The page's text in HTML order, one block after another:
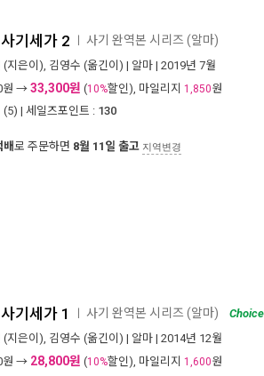
기세가 2 사기 완역본 시리즈 (알마)
(지은이), 김영수 (옮긴이) | 알마 | 2019년 7월
원 → 33,300원 (10%할인), 마일리지 1,850원
(5) | 세일즈포인트 : 130
배로 주문하면 8월 11일 출고 지역변경
기세가 1 사기 완역본 시리즈 (알마)
Choice
(지은이), 김영수 (옮긴이) | 알마 | 2014년 12월
원 → 28,800원 (10%할인), 마일리지 1,600원